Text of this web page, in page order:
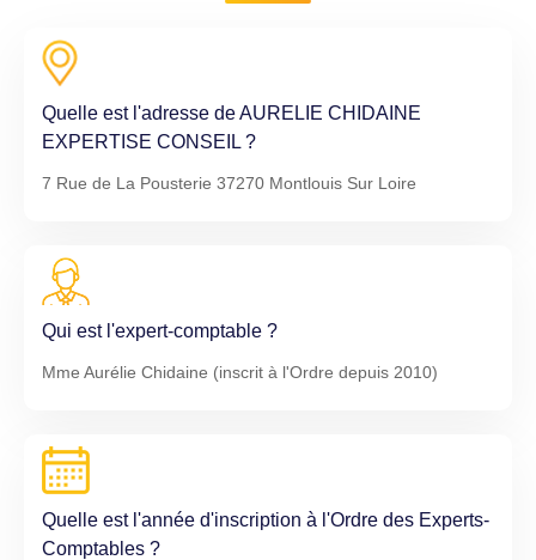
Quelle est l'adresse de AURELIE CHIDAINE
EXPERTISE CONSEIL ?
7 Rue de La Pousterie 37270 Montlouis Sur Loire
Qui est l'expert-comptable ?
Mme Aurélie Chidaine (inscrit à l'Ordre depuis 2010)
Quelle est l'année d'inscription à l'Ordre des Experts-
Comptables ?